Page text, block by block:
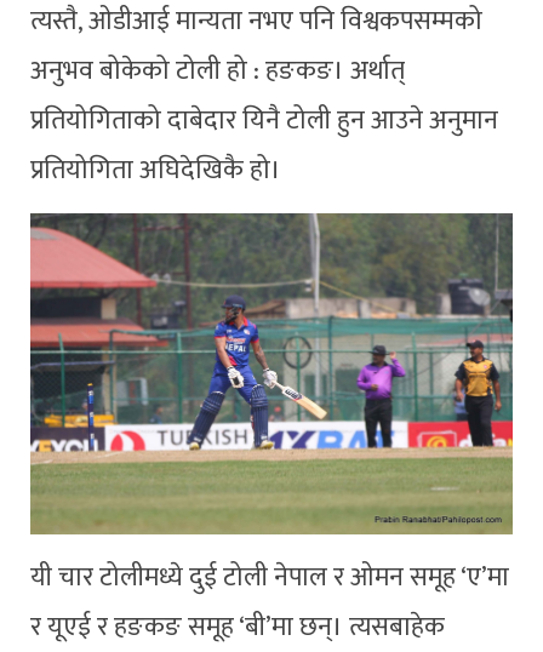
त्यस्तै, ओडीआई मान्यता नभए पनि विश्वकपसम्मको
अनुभव बोकेको टोली हो : हङकङ। अर्थात्
प्रतियोगिताको दाबेदार यिनै टोली हुन आउने अनुमान
प्रतियोगिता अघिदेखिकै हो।
यी चार टोलीमध्ये दुई टोली नेपाल र ओमन समूह ‘ए’मा
र यूएई र हङकङ समूह ‘बी’मा छन्। त्यसबाहेक